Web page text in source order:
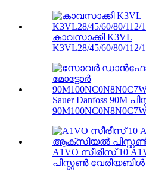
കാവസാക്കി K3VL
K3VL28/45/60/80/
Sauer Danfoss 90M
A1VO സീരീസ് 10
പിസ്റ്റൺ